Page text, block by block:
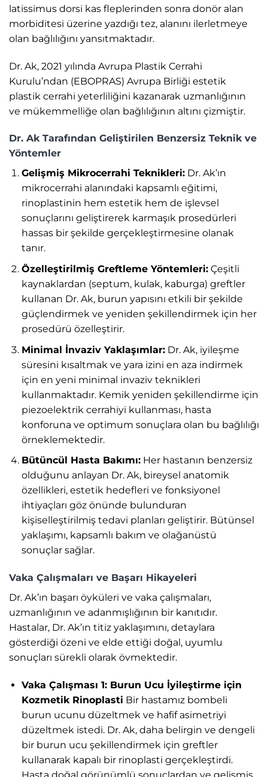
latissimus dorsi kas fleplerinden sonra donör alan
morbiditesi üzerine yazdığı tez, alanını ilerletmeye
olan bağlılığını yansıtmaktadır.
Dr. Ak, 2021 yılında Avrupa Plastik Cerrahi
Kurulu’ndan (EBOPRAS) Avrupa Birliği estetik
plastik cerrahi yeterliliğini kazanarak uzmanlığının
ve mükemmelliğe olan bağlılığının altını çizmiştir.
Dr. Ak Tarafından Geliştirilen Benzersiz Teknik ve
Yöntemler
Gelişmiş Mikrocerrahi Teknikleri:Dr. Ak’ın
mikrocerrahi alanındaki kapsamlı eğitimi,
rinoplastinin hem estetik hem de işlevsel
sonuçlarını geliştirerek karmaşık prosedürleri
hassas bir şekilde gerçekleştirmesine olanak
tanır.
Özelleştirilmiş Greftleme Yöntemleri:Çeşitli
kaynaklardan (septum, kulak, kaburga) greftler
kullanan Dr. Ak, burun yapısını etkili bir şekilde
güçlendirmek ve yeniden şekillendirmek için her
prosedürü özelleştirir.
Minimal İnvaziv Yaklaşımlar:Dr. Ak, iyileşme
süresini kısaltmak ve yara izini en aza indirmek
için en yeni minimal invaziv teknikleri
kullanmaktadır. Kemik yeniden şekillendirme için
piezoelektrik cerrahiyi kullanması, hasta
konforuna ve optimum sonuçlara olan bu bağlılığı
örneklemektedir.
Bütüncül Hasta Bakımı:Her hastanın benzersiz
olduğunu anlayan Dr. Ak, bireysel anatomik
özellikleri, estetik hedefleri ve fonksiyonel
ihtiyaçları göz önünde bulunduran
kişiselleştirilmiş tedavi planları geliştirir. Bütünsel
yaklaşımı, kapsamlı bakım ve olağanüstü
sonuçlar sağlar.
Vaka Çalışmaları ve Başarı Hikayeleri
Dr. Ak’ın başarı öyküleri ve vaka çalışmaları,
uzmanlığının ve adanmışlığının bir kanıtıdır.
Hastalar, Dr. Ak’ın titiz yaklaşımını, detaylara
gösterdiği özeni ve elde ettiği doğal, uyumlu
sonuçları sürekli olarak övmektedir.
Vaka Çalışması 1: Burun Ucu İyileştirme için
Kozmetik Rinoplasti Bir hastamız bombeli
burun ucunu düzeltmek ve hafif asimetriyi
düzeltmek istedi. Dr. Ak, daha belirgin ve dengeli
bir burun ucu şekillendirmek için greftler
kullanarak kapalı bir rinoplasti gerçekleştirdi.